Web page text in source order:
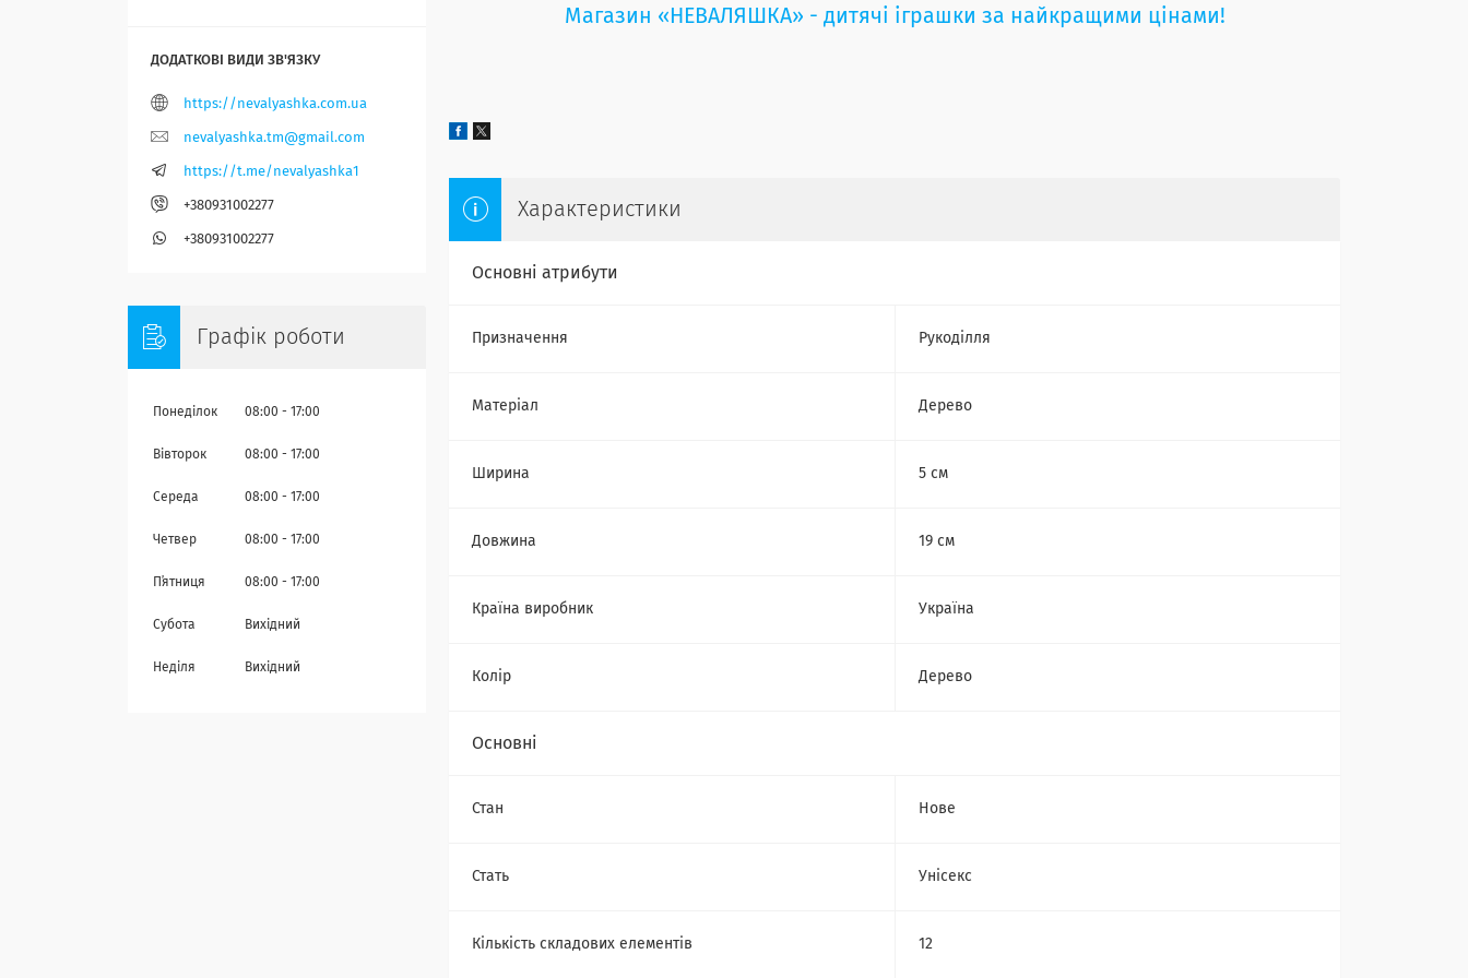
Магазин «НЕВАЛЯШКА» - дитячі іграшки за найкращими цінами!
Характеристики
Основні атрибути
Призначення Рукоділля
Матеріал Дерево
Ширина 5 см
Довжина 19 см
Країна виробник Україна
Колір Дерево
Основні
Стан Нове
Стать Унісекс
Кількість складових елементів 12
https://nevalyashka.com.ua
nevalyashka.tm@gmail.com
https://t.me/nevalyashka1
+380931002277
+380931002277
Графік роботи
Понеділок 08:00 17:00
Вівторок 08:00 17:00
Середа 08:00 17:00
Четвер 08:00 17:00
Пʼятниця 08:00 17:00
Субота Вихідний
Неділя Вихідний